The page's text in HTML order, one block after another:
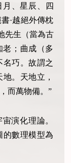
月、星辰、四
·越絕外傳枕
先生（當為古
；曲成（多
巧。故謂之
。天地立，
而萬物備。”
演化理論。
的數理模型為